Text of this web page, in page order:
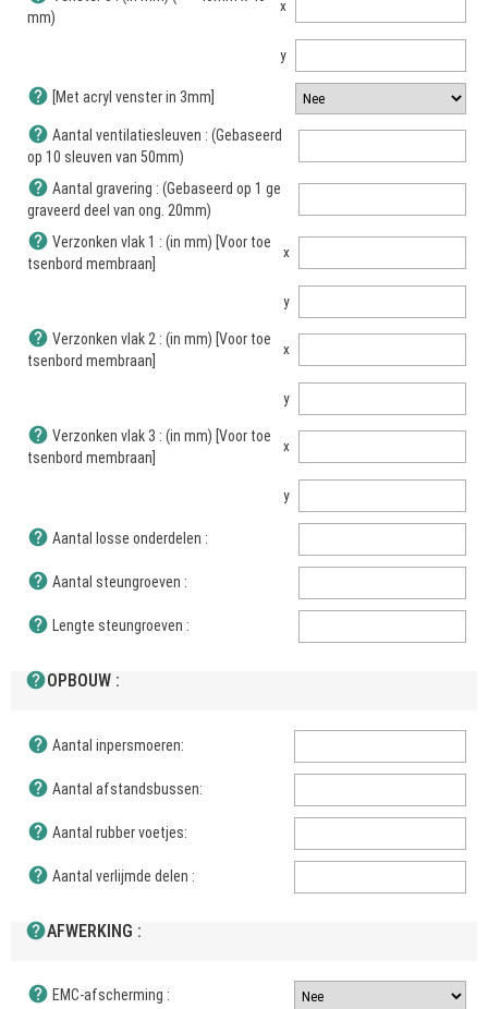
mm)
x
y
help [Met acryl venster in 3mm]
help Aantal ventilatiesleuven : (Gebaseerd
op 10 sleuven van 50mm)
help Aantal gravering : (Gebaseerd op 1 ge
graveerd deel van ong. 20mm)
help Verzonken vlak 1 : (in mm) [Voor toe
tsenbord membraan]
x
y
help Verzonken vlak 2 : (in mm) [Voor toe
tsenbord membraan]
x
y
help Verzonken vlak 3 : (in mm) [Voor toe
tsenbord membraan]
x
y
help Aantal losse onderdelen :
help Aantal steungroeven :
help Lengte steungroeven :
helpOPBOUW :
help Aantal inpersmoeren:
help Aantal afstandsbussen:
help Aantal rubber voetjes:
help Aantal verlijmde delen :
helpAFWERKING :
help EMC-afscherming :